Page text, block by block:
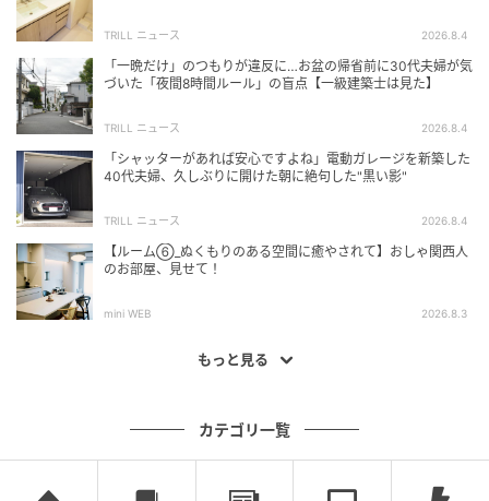
TRILL ニュース 2026.8.4
「一晩だけ」のつもりが違反に…お盆の帰省前に30代夫婦が気
づいた「夜間8時間ルール」の盲点【一級建築士は見た】
TRILL ニュース 2026.8.4
「シャッターがあれば安心ですよね」電動ガレージを新築した
40代夫婦、久しぶりに開けた朝に絶句した"黒い影"
TRILL ニュース 2026.8.4
【ルーム⑥_ぬくもりのある空間に癒やされて】おしゃ関西人
のお部屋、見せて！
mini WEB 2026.8.3
もっと見る
カテゴリ一覧